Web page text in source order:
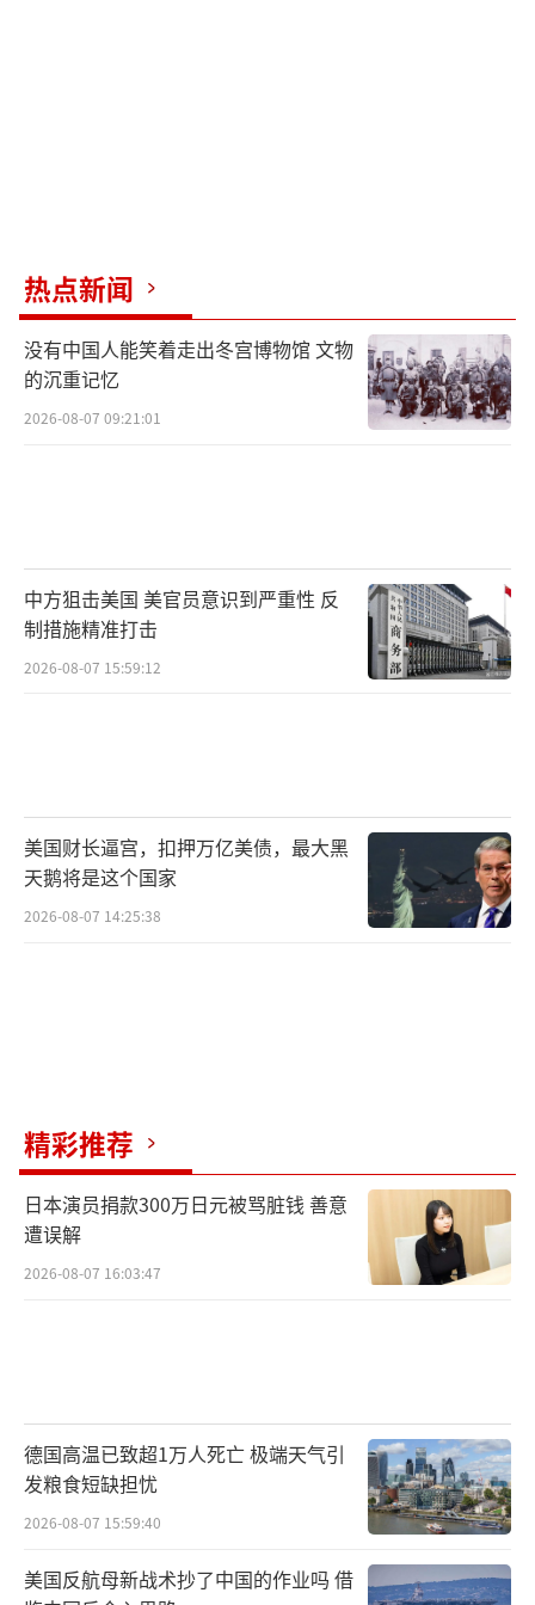
理、知识产权保护、工人劳动权利保护、生态
环境保护等。（责任编辑：卢其龙 CM0882）
热点新闻
没有中国人能笑着走出冬宫博物馆 文物
的沉重记忆
2026-08-07 09:21:01
中方狙击美国 美官员意识到严重性 反
制措施精准打击
2026-08-07 15:59:12
美国财长逼宫，扣押万亿美债，最大黑
天鹅将是这个国家
2026-08-07 14:25:38
精彩推荐
日本演员捐款300万日元被骂脏钱 善意
遭误解
2026-08-07 16:03:47
德国高温已致超1万人死亡 极端天气引
发粮食短缺担忧
2026-08-07 15:59:40
美国反航母新战术抄了中国的作业吗 借